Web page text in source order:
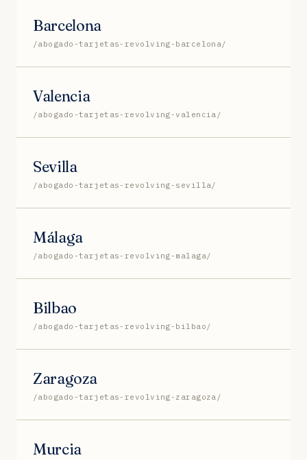
Barcelona
/abogado-tarjetas-revolving-barcelona/
Valencia
/abogado-tarjetas-revolving-valencia/
Sevilla
/abogado-tarjetas-revolving-sevilla/
Málaga
/abogado-tarjetas-revolving-malaga/
Bilbao
/abogado-tarjetas-revolving-bilbao/
Zaragoza
/abogado-tarjetas-revolving-zaragoza/
Murcia